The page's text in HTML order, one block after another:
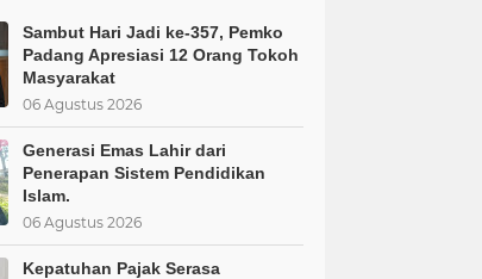
Sambut Hari Jadi ke-357, Pemko
Padang Apresiasi 12 Orang Tokoh
Masyarakat
06 Agustus 2026
Generasi Emas Lahir dari
Penerapan Sistem Pendidikan
Islam.
06 Agustus 2026
Kepatuhan Pajak Serasa